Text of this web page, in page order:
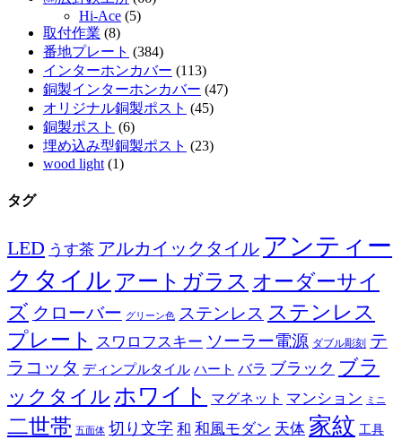
Hi-Ace (5)
取付作業 (8)
番地プレート (384)
インターホンカバー (113)
銅製インターホンカバー (47)
オリジナル銅製ポスト (45)
銅製ポスト (6)
埋め込み型銅製ポスト (23)
wood light (1)
タグ
LED うす茶 アルカイックタイル アンティー
クタイル アートガラス オーダーサイ
ズ クローバー グリーン色 ステンレス ステンレス
プレート スワロフスキー ソーラー電源 ダブル彫刻 テ
ラコッタ ディンプルタイル ハート バラ ブラック ブラ
ックタイル ホワイト マグネット マンション ミニ
二世帯 五面体 切り文字 和 和風モダン 天体 家紋 工具